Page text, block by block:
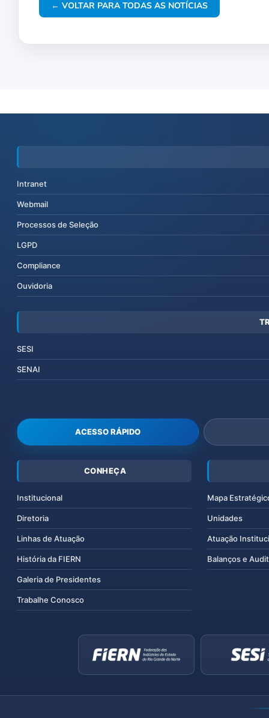
← VOLTAR PARA TODAS AS NOTÍCIAS
Intranet
Webmail
Processos de Seleção
LGPD
Compliance
Ouvidoria
SESI
SENAI
ACESSO RÁPIDO
CONHEÇA
Institucional
Diretoria
Linhas de Atuação
História da FIERN
Galeria de Presidentes
Trabalhe Conosco
Mapa
Unidades
Atuação
Balanços e